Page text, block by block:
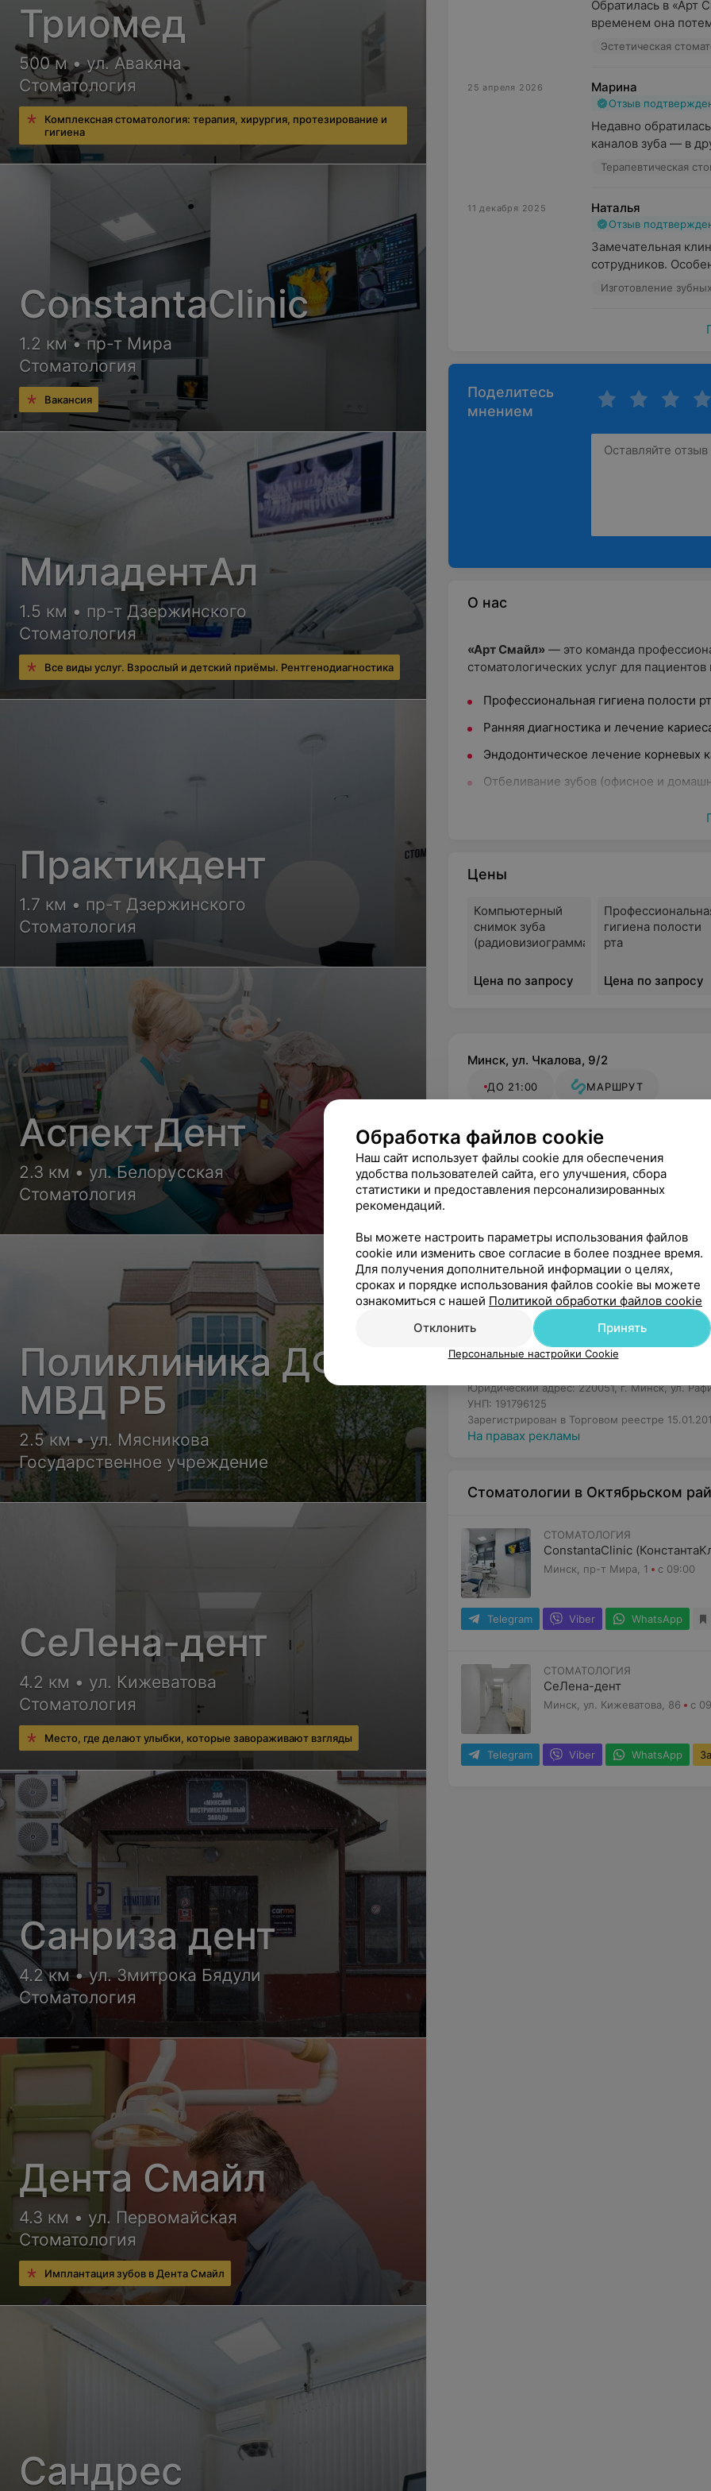
Обратилась в «Арт
временем она
Эстетическая
25 апреля 2026 Марина
Отзыв
Недавно
каналов зуба — в
Терапевтическая
11 декабря 2025 Наталья
Отзыв
Замечательная
сотрудников.
Изготовление
Поделитесь
мнением
О нас
«Арт Смайл»— это команда
стоматологических услуг для
Профессиональная гигиена полости
Ранняя диагностика и лечение
Эндодонтическое лечение корневых
Отбеливание зубов (офисное и
Оборудование и материалы:
Стоматология «Арт Смайл» оснащена
специалисты используют последние
материалы.
Удобный график (до 21:00 в будни)
«Арт Смайл» — эксперт по улыбкам.
Обращаем ваше внимание,
специалиста:
противопоказания.
Цены
Компьютерный
снимок зуба
(радиовизиограмма)
Цена по запросу
гигиена полости
рта
Цена по запросу
Минск, ул. Чкалова, 9/2
ДО 21:00 МАРШРУТ
Вы владелец? Подключить
Начните оказывать
вашим
Нашли ошибку?
Частное медицинское
Юридический адрес: 220051, г. Минск, ул.
УНП: 191796125
Зарегистрирован в Торговом реестре
На правах рекламы
Стоматологии в Октябрьском
СТОМАТОЛОГИЯ
ConstantaClinic
Минск, пр-т Мира, 1 с 09:00
Telegram Viber WhatsApp
СТОМАТОЛОГИЯ
СеЛена-дент
Минск, ул. Кижеватова, 86 с
Telegram Viber WhatsApp
Триомед
500 м • ул. Авакяна
Стоматология
Комплексная стоматология: терапия, хирургия, протезирование и
гигиена
ConstantaClinic
1.2 км • пр-т Мира
Стоматология
Вакансия
МиладентАл
1.5 км • пр-т Дзержинского
Стоматология
Все виды услуг. Взрослый и детский приёмы. Рентгенодиагностика
Практикдент
1.7 км • пр-т Дзержинского
Стоматология
АспектДент
2.3 км • ул. Белорусская
Стоматология
Поликлиника ДФиТ
МВД РБ
2.5 км • ул. Мясникова
Государственное учреждение
СеЛена-дент
4.2 км • ул. Кижеватова
Стоматология
Место, где делают улыбки, которые завораживают взгляды
Санриза дент
4.2 км • ул. Змитрока Бядули
Стоматология
Дента Смайл
4.3 км • ул. Первомайская
Стоматология
Имплантация зубов в Дента Смайл
Сандрес
Обработка файлов cookie
Наш сайт использует файлы cookie для обеспечения
удобства пользователей сайта, его улучшения, сбора
статистики и предоставления персонализированных
рекомендаций.
Вы можете настроить параметры использования файлов
cookie или изменить свое согласие в более позднее время.
Для получения дополнительной информации о целях,
сроках и порядке использования файлов cookie вы можете
ознакомиться с нашей Политикой обработки файлов cookie
Отклонить
Принять
Персональные настройки Cookie